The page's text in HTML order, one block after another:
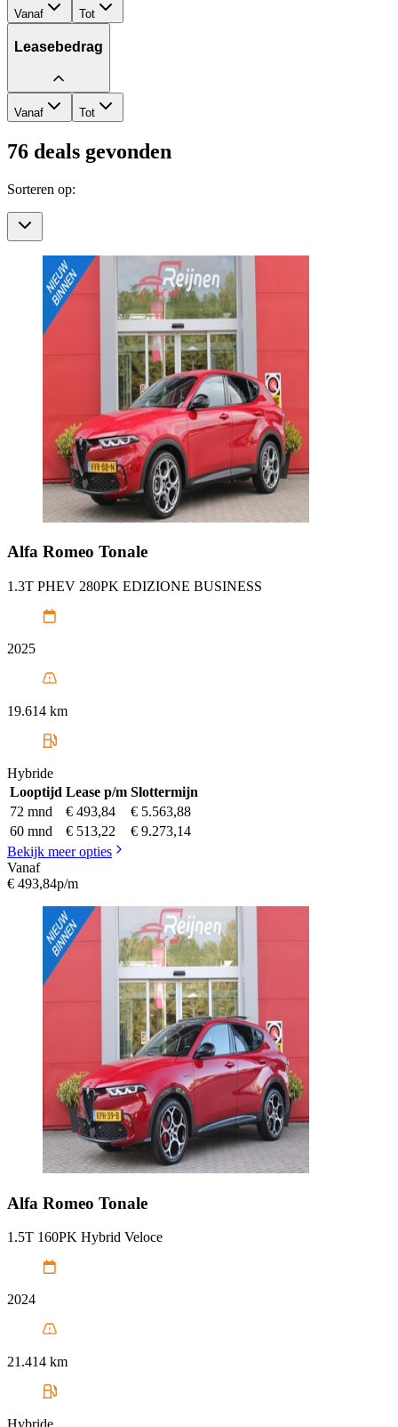
Vanaf Tot
Leasebedrag
Vanaf Tot
76 deals gevonden
Sorteren op:
Alfa Romeo Tonale
1.3T PHEV 280PK EDIZIONE BUSINESS
2025
19.614 km
Hybride
Looptijd Lease p/m Slottermijn
72 mnd
€ 493,84
€ 5.563,88
60 mnd
€ 513,22
€ 9.273,14
Bekijk meer opties
Vanaf
€ 493,84p/m
Alfa Romeo Tonale
1.5T 160PK Hybrid Veloce
2024
21.414 km